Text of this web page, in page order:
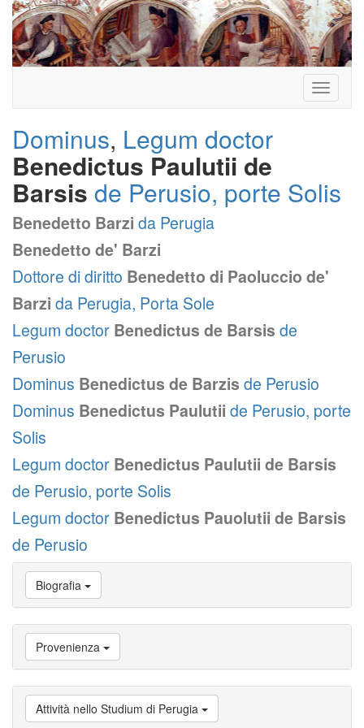
Toggle
Dominus, Legum doctor
Benedictus Paulutii de
Barsis de Perusio, porte Solis
Benedetto Barzi da Perugia
Benedetto de' Barzi
Dottore di diritto Benedetto di Paoluccio de'
Barzi da Perugia, Porta Sole
Legum doctor Benedictus de Barsis de
Perusio
Dominus Benedictus de Barzis de Perusio
Dominus Benedictus Paulutii de Perusio, porte
Solis
Legum doctor Benedictus Paulutii de Barsis
de Perusio, porte Solis
Legum doctor Benedictus Pauolutii de Barsis
de Perusio
Vai
Biografia
Provenienza
Vai
a
Carriera
studente
Biografia
Provenienza
Attività nello Studium di Perugia